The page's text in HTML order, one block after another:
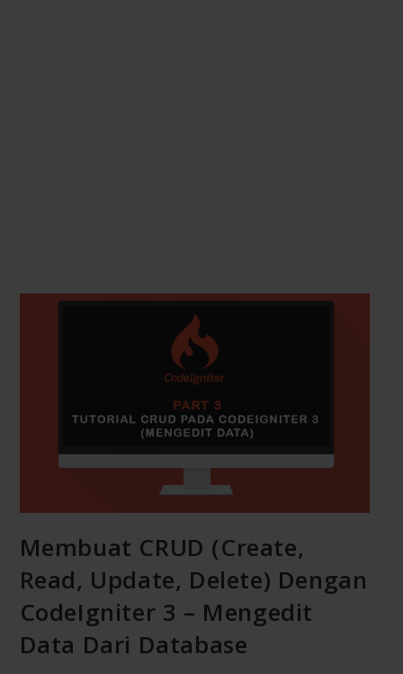
Membuat CRUD (Create,
Read, Update, Delete) Dengan
CodeIgniter 3 – Mengedit
Data Dari Database